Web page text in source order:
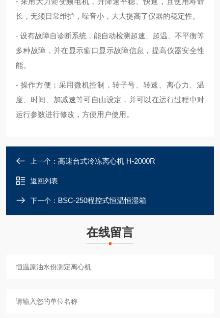
长，无须日常维护，噪音小，大大提高了仪器的稳定性。
- 设有故障自诊断系统，能自动检测超速、超温、不平衡等
多种故障，并在显示窗口显示故障信息，提高仪器安全性
能。
- 操作方便；采用微机控制，转子号、转速、离心力、温
度、时间、加减速等可自由设定，并可以在运行过程中对
运行参数进行修改，方便用户使用。
上一个： 高速台式冷冻离心机 H-2000R
返回列表
下一个： BSC-250程控式恒温恒湿箱
在线留言